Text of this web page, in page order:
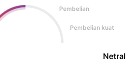
Pembelian
Pembelian kuat
Netral